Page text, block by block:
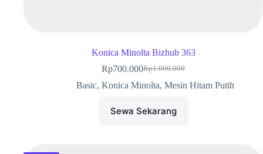
Konica Minolta Bizhub 363
Rp1.000.000
Rp700.000
Basic, Konica Minolta, Mesin Hitam Putih
Sewa Sekarang